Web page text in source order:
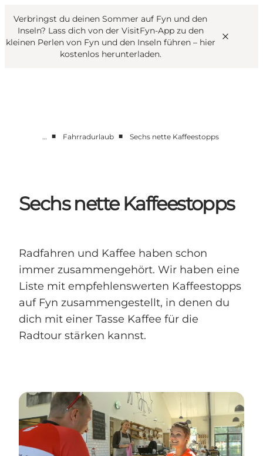
Verbringst du deinen Sommer auf Fyn und den
Inseln? Lass dich von der VisitFyn-App zu den
kleinen Perlen von Fyn und den Inseln führen – hier
kostenlos herunterladen.
VisitFyn
Deutsch
… ■ Fahrradurlaub ■ Sechs nette Kaffeestopps
Sechs nette Kaffeestopps
Radfahren und Kaffee haben schon
immer zusammengehört. Wir haben eine
Liste mit empfehlenswerten Kaffeestopps
auf Fyn zusammengestellt, in denen du
dich mit einer Tasse Kaffee für die
Radtour stärken kannst.